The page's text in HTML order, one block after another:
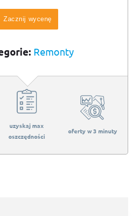
Zacznij wycenę
Remonty
uzyskaj max
oszczędności
oferty w 3 minuty